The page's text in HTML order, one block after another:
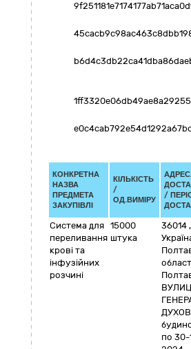
КОНКРЕТНА
НАЗВА
ПРЕДМЕТА
ЗАКУПІВЛІ
КІЛЬКІСТЬ
/
ОД.ВИМІРУ
/
Система для
переливання
крові та
інфузійних
розчині
15000
штука
36014 ,
по 30-